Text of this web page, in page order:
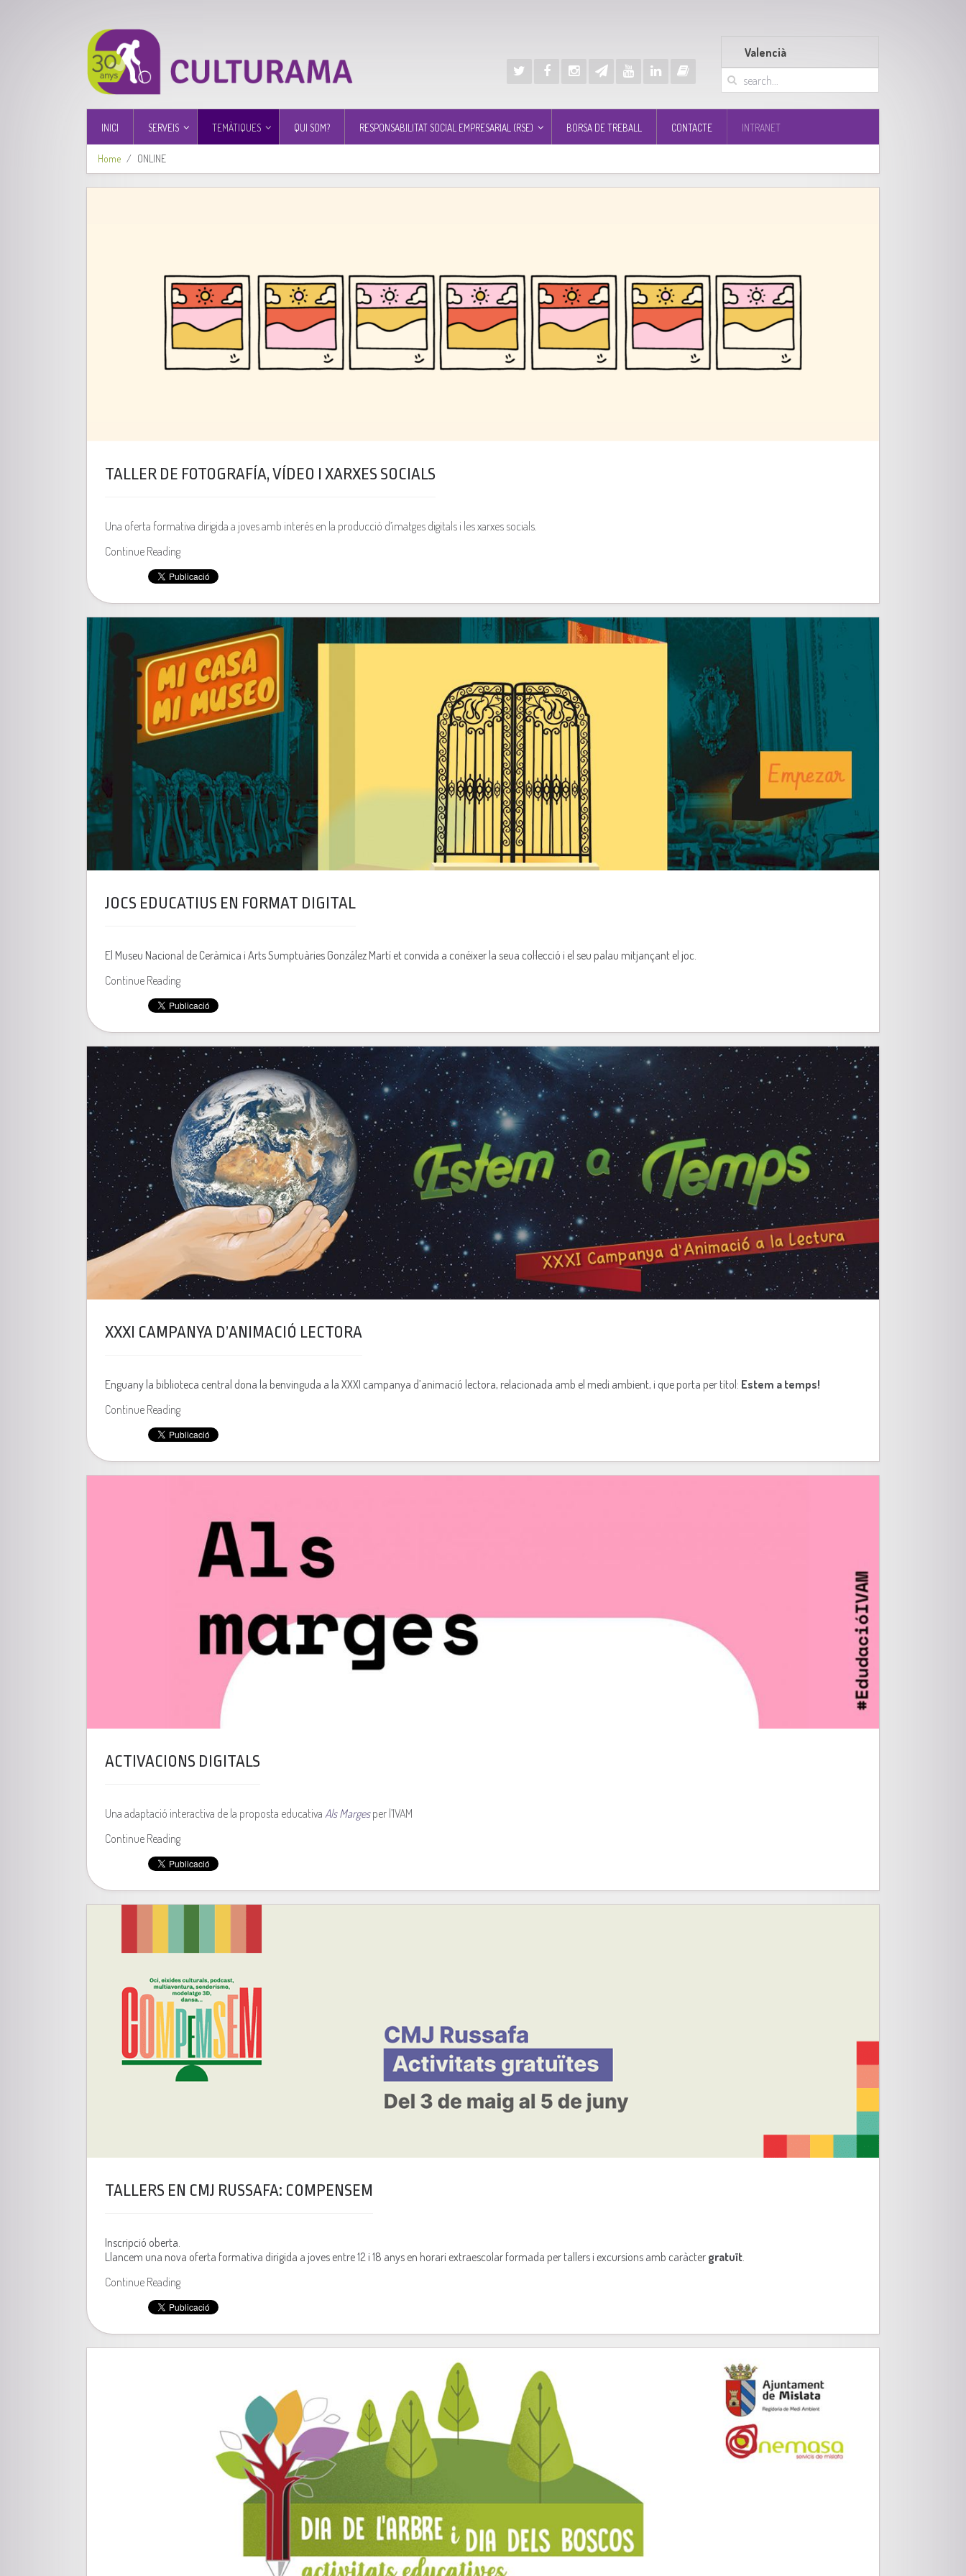
Valencià
INICI SERVEIS TEMÀTIQUES QUI SOM? RESPONSABILITAT SOCIAL EMPRESARIAL (RSE) BORSA DE TREBALL CONTACTE INTRANET
Home ONLINE
TALLER DE FOTOGRAFÍA, VÍDEO I XARXES SOCIALS
Una oferta formativa dirigida a joves amb interés en la producció d’imatges digitals i les xarxes socials.
Continue Reading
JOCS EDUCATIUS EN FORMAT DIGITAL
El Museu Nacional de Ceràmica i Arts Sumptuàries González Martí et convida a conéixer la seua col·lecció i el seu palau mitjançant el joc.
Continue Reading
XXXI CAMPANYA D’ANIMACIÓ LECTORA
Enguany la biblioteca central dona la benvinguda a la XXXI campanya d’animació lectora, relacionada amb el medi ambient, i que porta per títol: Estem a temps!
Continue Reading
ACTIVACIONS DIGITALS
Una adaptació interactiva de la proposta educativa Als Margesper l’IVAM
Continue Reading
TALLERS EN CMJ RUSSAFA: COMPENSEM
Inscripció oberta.
Llancem una nova oferta formativa dirigida a joves entre 12 i 18 anys en horari extraescolar formada per tallers i excursions amb caràcter gratuït.
Continue Reading